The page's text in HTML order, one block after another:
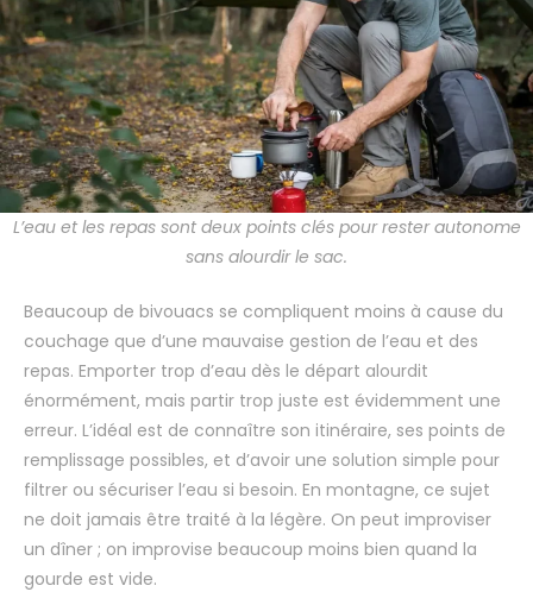
L’eau et les repas sont deux points clés pour rester autonome
sans alourdir le sac.
Beaucoup de bivouacs se compliquent moins à cause du
couchage que d’une mauvaise gestion de l’eau et des
repas. Emporter trop d’eau dès le départ alourdit
énormément, mais partir trop juste est évidemment une
erreur. L’idéal est de connaître son itinéraire, ses points de
remplissage possibles, et d’avoir une solution simple pour
filtrer ou sécuriser l’eau si besoin. En montagne, ce sujet
ne doit jamais être traité à la légère. On peut improviser
un dîner ; on improvise beaucoup moins bien quand la
gourde est vide.